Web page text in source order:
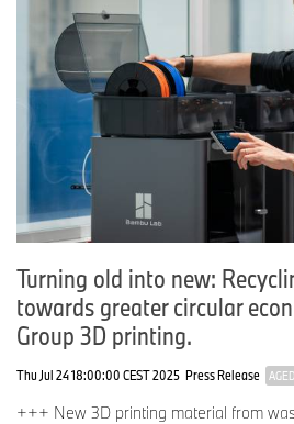
Turning old into new:
towards greater circular
Group 3D printing.
Thu Jul 24 18:00:00 CEST 2025 Press Release AGED
+++ New 3D printing material from